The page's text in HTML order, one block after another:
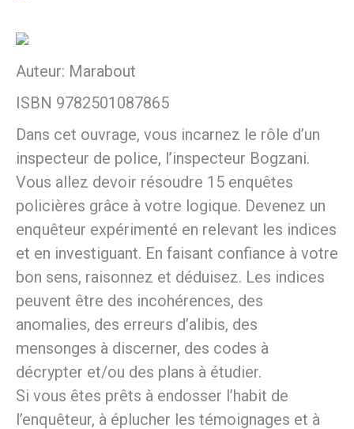
Auteur: Marabout
ISBN 9782501087865
Dans cet ouvrage, vous incarnez le rôle d’un
inspecteur de police, l’inspecteur Bogzani.
Vous allez devoir résoudre 15 enquêtes
policières grâce à votre logique. Devenez un
enquêteur expérimenté en relevant les indices
et en investiguant. En faisant confiance à votre
bon sens, raisonnez et déduisez. Les indices
peuvent être des incohérences, des
anomalies, des erreurs d’alibis, des
mensonges à discerner, des codes à
décrypter et/ou des plans à étudier.
Si vous êtes prêts à endosser l’habit de
l’enquêteur, à éplucher les témoignages et à